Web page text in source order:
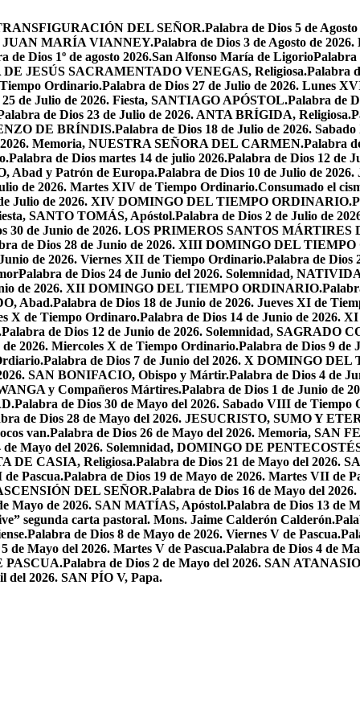
DEL SEÑOR.Palabra de Dios 5 de
JUAN MARÍA VIANNEY.Palabra de Dios 3 de Agosto de
de Dios 1º de agosto 2026.San Alfonso María de LigorioPalabra
JESÚS SACRAMENTADO VENEGAS, Religiosa.Palabra
Ordinario.Palabra de Dios 27 de Julio de 2026. Lunes
de Julio de 2026. Fiesta, SANTIAGO APÓSTOL.Palabra de
de Dios 23 de Julio de 2026. ANTA BRÍGIDA, Religiosa.
DE BRÍNDIS.Palabra de Dios 18 de Julio de 2026.
2026. Memoria, NUESTRA SEÑORA DEL CARMEN.Palabra
Palabra de Dios martes 14 de julio 2026.Palabra de Dios 12 de
Abad y Patrón de Europa.Palabra de Dios 10 de Julio de
de 2026. Martes XIV de Tiempo Ordinario.Consumado el
Julio de 2026. XIV DOMINGO DEL TIEMPO ORDINARIO.
SANTO TOMÁS, Apóstol.Palabra de Dios 2 de Julio de
30 de Junio de 2026. LOS PRIMEROS SANTOS
de Dios 28 de Junio de 2026. XIII DOMINGO DEL
de 2026. Viernes XII de Tiempo Ordinario.Palabra de Dios
Palabra de Dios 24 de Junio del 2026. Solemnidad,
de 2026. XII DOMINGO DEL TIEMPO ORDINARIO.
Abad.Palabra de Dios 18 de Junio de 2026. Jueves XI de
X de Tiempo Ordinaro.Palabra de Dios 14 de Junio de
Palabra de Dios 12 de Junio de 2026. Solemnidad, SAGRADO
2026. Miercoles X de Tiempo Ordinario.Palabra de Dios 9 de
Palabra de Dios 7 de Junio del 2026. X DOMINGO
SAN BONIFACIO, Obispo y Mártir.Palabra de Dios 4 de
y Compañeros Mártires.Palabra de Dios 1 de Junio de
Palabra de Dios 30 de Mayo del 2026. Sabado VIII de Tiempo
de Dios 28 de Mayo del 2026. JESUCRISTO, SUMO Y
van.Palabra de Dios 26 de Mayo del 2026. Memoria, SAN
de Mayo del 2026. Solemnidad, DOMINGO DE
DE CASIA, Religiosa.Palabra de Dios 21 de Mayo del 2026.
Pascua.Palabra de Dios 19 de Mayo de 2026. Martes VII de
DEL SEÑOR.Palabra de Dios 16 de Mayo del
Mayo de 2026. SAN MATÍAS, Apóstol.Palabra de Dios 13 de
segunda carta pastoral. Mons. Jaime Calderón Calderón.
Palabra de Dios 8 de Mayo de 2026. Viernes V de Pascua.
de Mayo del 2026. Martes V de Pascua.Palabra de Dios 4 de
PASCUA.Palabra de Dios 2 de Mayo del 2026. SAN
del 2026. SAN PÍO V, Papa.